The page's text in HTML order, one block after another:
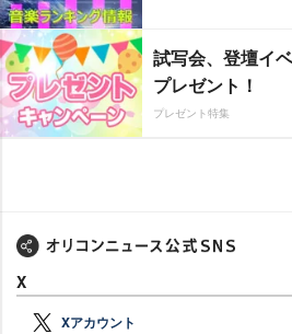
試写会、登壇イ
プレゼント！
プレゼント特集
X
Xアカウント